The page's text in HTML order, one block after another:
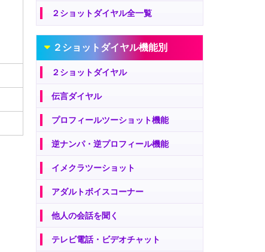
２ショットダイヤル全一覧
２ショットダイヤル機能別
２ショットダイヤル
伝言ダイヤル
プロフィールツーショット機能
逆ナンパ・逆プロフィール機能
イメクラツーショット
アダルトボイスコーナー
他人の会話を聞く
テレビ電話・ビデオチャット